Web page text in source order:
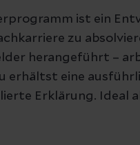
ist ein
zu
herangeführt –
erhältst eine
Erklärung. Ideal